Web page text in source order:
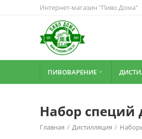
Интернет-магазин "Пиво Дома"
ПИВОВАРЕНИЕ 
Набор специй
Главная / Дистилляция /